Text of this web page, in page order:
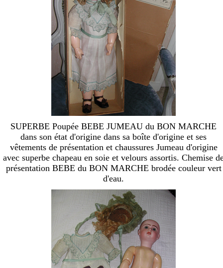
SUPERBE Poupée BEBE JUMEAU du BON MARCHE
dans son état d'origine dans sa boîte d'origine et ses
vêtements de présentation et chaussures Jumeau d'origine
avec superbe chapeau en soie et velours assortis. Chemise
présentation BEBE du BON MARCHE brodée couleur vert
d'eau.